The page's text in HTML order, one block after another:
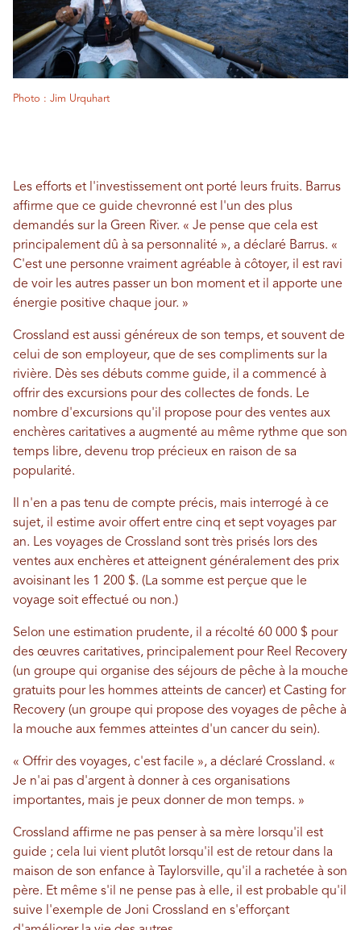
Photo : Jim Urquhart
Les efforts et l'investissement ont porté leurs fruits. Barrus
affirme que ce guide chevronné est l'un des plus
demandés sur la Green River. « Je pense que cela est
principalement dû à sa personnalité », a déclaré Barrus. «
C'est une personne vraiment agréable à côtoyer, il est ravi
de voir les autres passer un bon moment et il apporte une
énergie positive chaque jour. »
Crossland est aussi généreux de son temps, et souvent de
celui de son employeur, que de ses compliments sur la
rivière. Dès ses débuts comme guide, il a commencé à
offrir des excursions pour des collectes de fonds. Le
nombre d'excursions qu'il propose pour des ventes aux
enchères caritatives a augmenté au même rythme que son
temps libre, devenu trop précieux en raison de sa
popularité.
Il n'en a pas tenu de compte précis, mais interrogé à ce
sujet, il estime avoir offert entre cinq et sept voyages par
an. Les voyages de Crossland sont très prisés lors des
ventes aux enchères et atteignent généralement des prix
avoisinant les 1 200 $. (La somme est perçue que le
voyage soit effectué ou non.)
Selon une estimation prudente, il a récolté 60 000 $ pour
des œuvres caritatives, principalement pour Reel Recovery
(un groupe qui organise des séjours de pêche à la mouche
gratuits pour les hommes atteints de cancer) et Casting for
Recovery (un groupe qui propose des voyages de pêche à
la mouche aux femmes atteintes d'un cancer du sein).
« Offrir des voyages, c'est facile », a déclaré Crossland. «
Je n'ai pas d'argent à donner à ces organisations
importantes, mais je peux donner de mon temps. »
Crossland affirme ne pas penser à sa mère lorsqu'il est
guide ; cela lui vient plutôt lorsqu'il est de retour dans la
maison de son enfance à Taylorsville, qu'il a rachetée à son
père. Et même s'il ne pense pas à elle, il est probable qu'il
suive l'exemple de Joni Crossland en s'efforçant